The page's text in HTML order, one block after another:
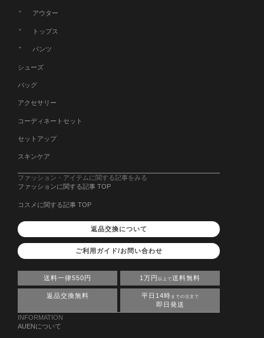
アウター
トップス
パンツ
シューズ
バッグ
アクセサリー
コーディネートセット
セットアップ
スキンケア
ファッション・アイテムに関する記事をみる
ファッションに関する記事 TOP
コスメに関する記事 TOP
返品交換について
ご利用ガイド/お問い合わせ
送料一律550円 1万円 以上で送料無料
返品交換無料 平日14時 までの注文で
即日発送
INFORMATION
AUENについて